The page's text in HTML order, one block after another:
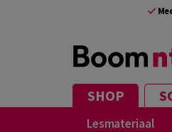
SHOP
Lesmateriaal